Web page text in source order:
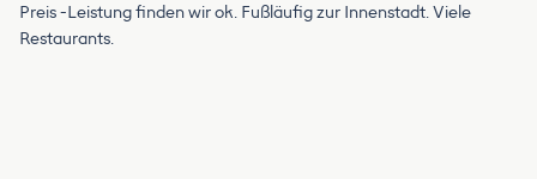
Preis -Leistung finden wir ok. Fußläufig zur Innenstadt. Viele
Restaurants.